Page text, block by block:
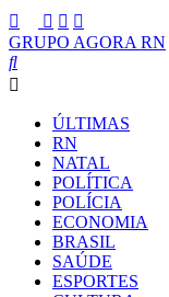
GRUPO AGORA RN
ÚLTIMAS
RN
NATAL
POLÍTICA
POLÍCIA
ECONOMIA
BRASIL
SAÚDE
ESPORTES